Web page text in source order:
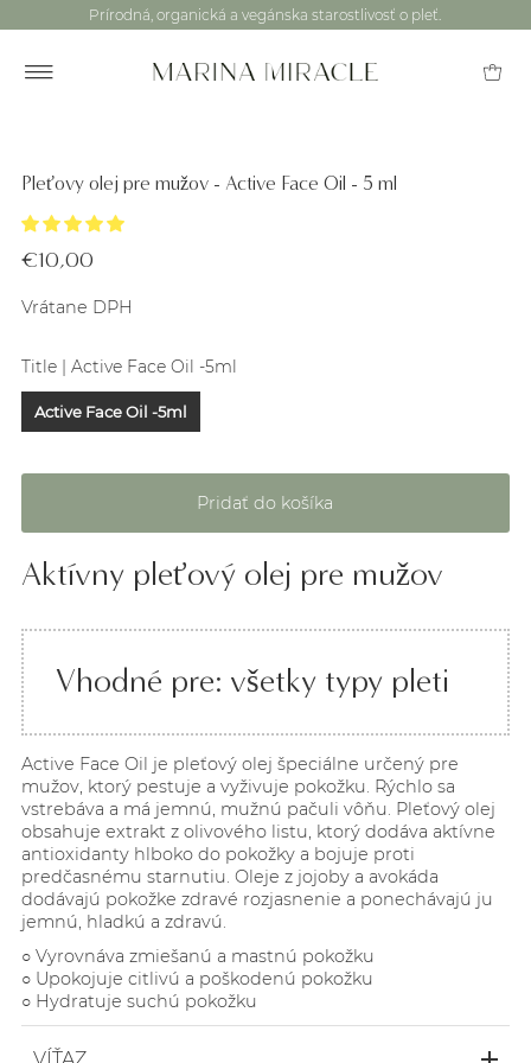
Prírodná, organická a vegánska starostlivosť o pleť.
Pleťovy olej pre mužov - Active Face Oil - 5 ml
€10,00
Vrátane DPH
Title | Active Face Oil -5ml
Active Face Oil -5ml
Aktívny pleťový olej pre mužov
Vhodné pre: všetky typy pleti
Active Face Oil je pleťový olej špeciálne určený pre
mužov, ktorý pestuje a vyživuje pokožku. Rýchlo sa
vstrebáva a má jemnú, mužnú pačuli vôňu. Pleťový olej
obsahuje extrakt z olivového listu, ktorý dodáva aktívne
antioxidanty hlboko do pokožky a bojuje proti
predčasnému starnutiu. Oleje z jojoby a avokáda
dodávajú pokožke zdravé rozjasnenie a ponechávajú ju
jemnú, hladkú a zdravú.
○ Vyrovnáva zmiešanú a mastnú pokožku
○ Upokojuje citlivú a poškodenú pokožku
○ Hydratuje suchú pokožku
VÍŤAZ